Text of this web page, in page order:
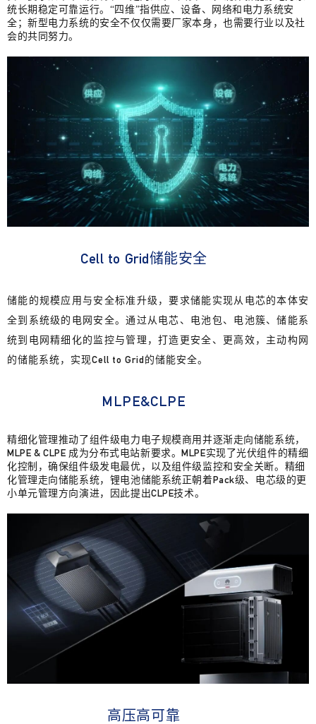
统长期稳定可靠运行。“四维”指供应、设备、网络和电力系统安
全；新型电力系统的安全不仅仅需要厂家本身，也需要行业以及社
会的共同努力。
Cell to Grid储能安全
储能的规模应用与安全标准升级，要求储能实现从电芯的本体安
全到系统级的电网安全。通过从电芯、电池包、电池簇、储能系
统到电网精细化的监控与管理，打造更安全、更高效，主动构网
的储能系统，实现Cell to Grid的储能安全。
MLPE&CLPE
精细化管理推动了组件级电力电子规模商用并逐渐走向储能系统，
MLPE & CLPE 成为分布式电站新要求。MLPE实现了光伏组件的精细
化控制，确保组件级发电最优，以及组件级监控和安全关断。精细
化管理走向储能系统，锂电池储能系统正朝着Pack级、电芯级的更
小单元管理方向演进，因此提出CLPE技术。
高压高可靠